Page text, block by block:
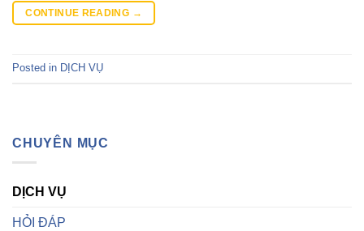
CONTINUE READING →
Posted in DỊCH VỤ
CHUYÊN MỤC
DỊCH VỤ
HỎI ĐÁP